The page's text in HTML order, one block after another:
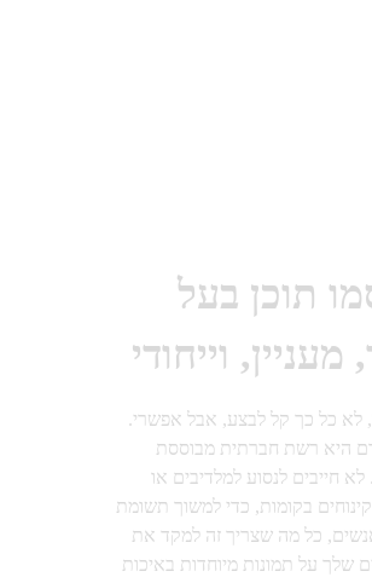
תוכן בעל
מעניין, וייחודי
לא כל כך קל לבצע, אבל אפשרי.
היא רשת חברתית מבוססת
לא חייבים לנסוע למלדיבים או
בקומות, כדי למשוך תשומת
כל מה שצריך זה למקד את
שלך על תמונות מיוחדות באיכות